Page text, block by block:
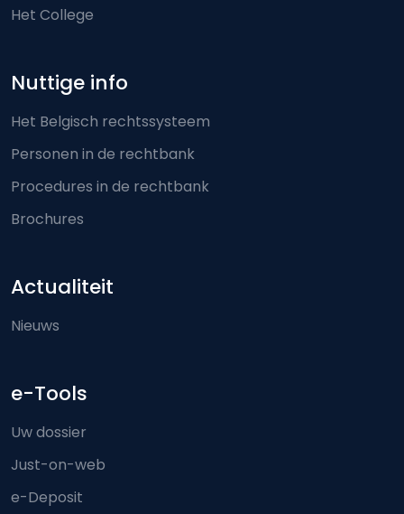
Het College
Nuttige info
Het Belgisch rechtssysteem
Personen in de rechtbank
Procedures in de rechtbank
Brochures
Actualiteit
Nieuws
e-Tools
Uw dossier
Just-on-web
e-Deposit